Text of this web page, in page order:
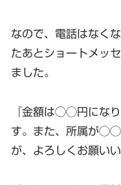
なので、電話はなく
たあとショートメッ
ました。
『金額は◯◯円にな
す。また、所属が◯◯
が、よろしくお願いい